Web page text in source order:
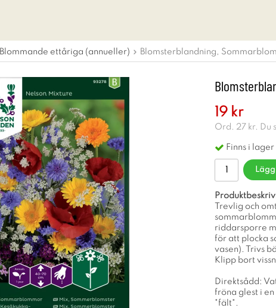
Blommande ettåriga (annueller) Blomsterblandning,
19 kr
Ord. 27 kr. Du
Finns i lager
Trevlig och
riddarsporre
för att plocka
vasen). Trivs
Klipp bort
Direktsådd:
fröna glest i
"fält".